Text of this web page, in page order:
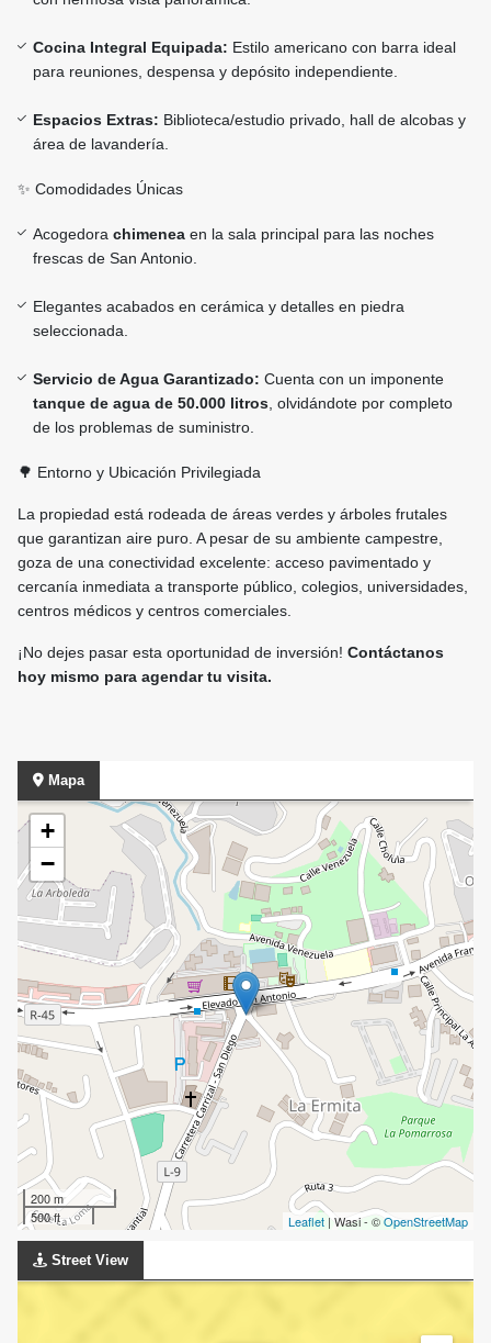
Cocina Integral Equipada: Estilo americano con barra ideal
para reuniones, despensa y depósito independiente.
Espacios Extras: Biblioteca/estudio privado, hall de alcobas y
área de lavandería.
✨ Comodidades Únicas
Acogedora chimenea en la sala principal para las noches
frescas de San Antonio.
Elegantes acabados en cerámica y detalles en piedra
seleccionada.
Servicio de Agua Garantizado: Cuenta con un imponente
tanque de agua de 50.000 litros , olvidándote por completo
de los problemas de suministro.
🌳 Entorno y Ubicación Privilegiada
La propiedad está rodeada de áreas verdes y árboles frutales
que garantizan aire puro. A pesar de su ambiente campestre,
goza de una conectividad excelente: acceso pavimentado y
cercanía inmediata a transporte público, colegios, universidades,
centros médicos y centros comerciales.
¡No dejes pasar esta oportunidad de inversión! Contáctanos
hoy mismo para agendar tu visita.
Mapa
+
−
200 m
500 ft
Leaflet | Wasi - ©OpenStreetMap
Street View